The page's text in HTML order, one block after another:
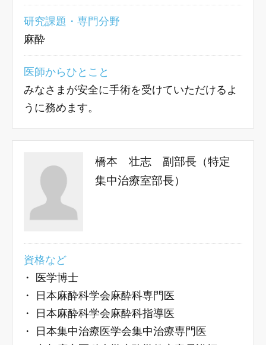
研究課題・専門分野
麻酔
医師からひとこと
みなさまが安全に手術を受けていただけるよ
うに務めます。
橋本 壮志 副部長（特定
集中治療室部長）
資格など
・
医学博士
・
日本麻酔科学会麻酔科専門医
・
日本麻酔科学会麻酔科指導医
・
日本集中治療医学会集中治療専門医